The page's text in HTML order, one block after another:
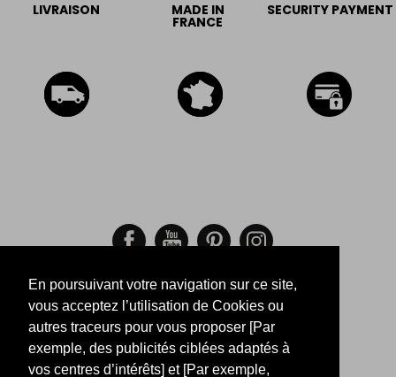
En poursuivant votre navigation sur ce site,
vous acceptez l’utilisation de Cookies ou
autres traceurs pour vous proposer [Par
exemple, des publicités ciblées adaptés à
vos centres d’intérêts] et [Par exemple,
LIVRAISON MADE IN
FRANCE
SECURITY PAYMENT
SECURED PAYMENTS
Legal Notice-Return-Size -
Order tracking